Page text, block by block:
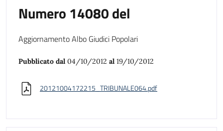
Numero 14080 del
Aggiornamento Albo Giudici Popolari
Pubblicato dal 04/10/2012 al 19/10/2012
20121004172215_TRIBUNALE064.pdf